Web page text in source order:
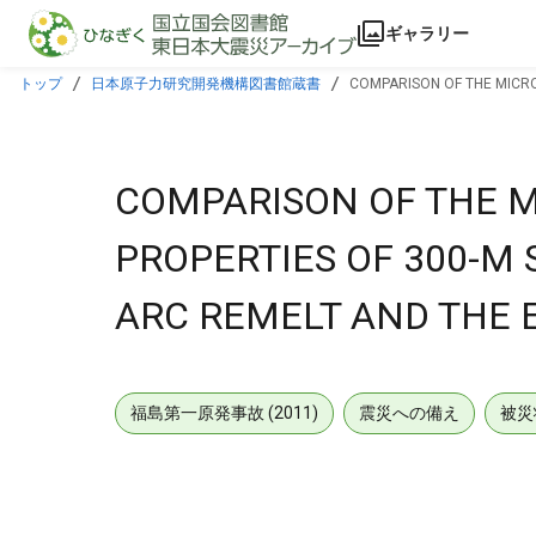
本文に飛ぶ
ギャラリー
トップ 日本原子力研究開発機構図書館蔵書 COMPARISON OF THE
COMPARISON OF THE
PROPERTIES OF 300-M
ARC REMELT AND THE
福島第一原発事故 (2011) 震災への備え 被災